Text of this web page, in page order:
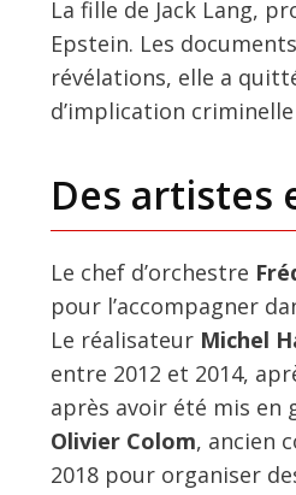
La fille de Jack Lang,
Epstein. Les
révélations, elle a
d’implication
Des artistes
Le chef d’orchestre
pour l’accompagner
Le réalisateur Michel
entre 2012 et 2014,
après avoir été mis en
Olivier Colom, ancien
2018 pour organiser